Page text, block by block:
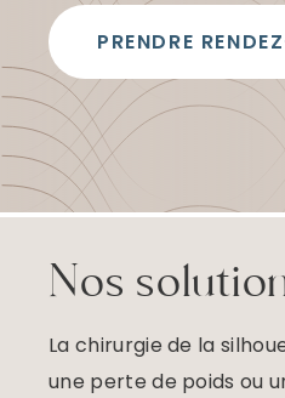
c
o
n
n
u
PRENDRE
Nos
La chirurgie de la
une perte de poids ou